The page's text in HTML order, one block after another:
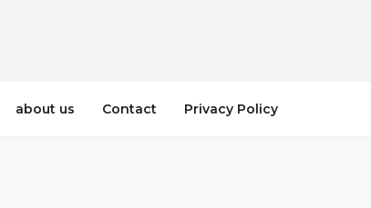
about us Contact Privacy Policy